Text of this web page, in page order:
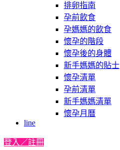
排卵指南
孕前飲食
孕媽媽的飲食
懷孕的階段
懷孕後的身體
新手媽媽的貼士
懷孕清單
孕前清單
新手媽媽清單
懷孕月曆
line
登入／註冊